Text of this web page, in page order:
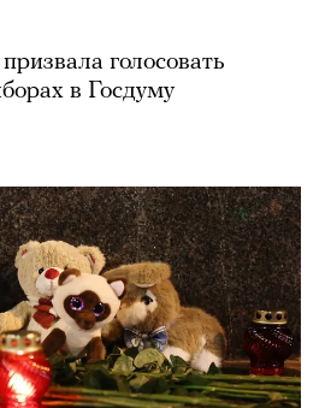
голосовать
в Госдуму